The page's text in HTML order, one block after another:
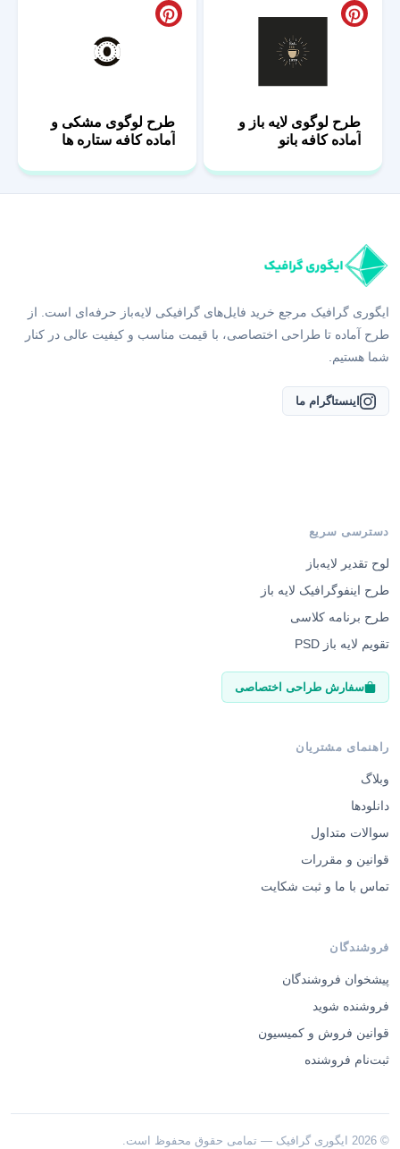
طرح لوگوی لایه باز و
آماده کافه بانو
طرح لوگوی مشکی و
آماده کافه ستاره ها
ایگوری گرافیک مرجع خرید فایل‌های گرافیکی لایه‌باز حرفه‌ای است. از
طرح آماده تا طراحی اختصاصی، با قیمت مناسب و کیفیت عالی در کنار
شما هستیم.
اینستاگرام ما
دسترسی سریع
لوح تقدیر لایه‌باز
طرح اینفوگرافیک لایه باز
طرح برنامه کلاسی
تقویم لایه باز PSD
سفارش طراحی اختصاصی
راهنمای مشتریان
وبلاگ
دانلودها
سوالات متداول
قوانین و مقررات
تماس با ما و ثبت شکایت
فروشندگان
پیشخوان فروشندگان
فروشنده شوید
قوانین فروش و کمیسیون
ثبت‌نام فروشنده
© 2026 ایگوری گرافیک — تمامی حقوق محفوظ است.